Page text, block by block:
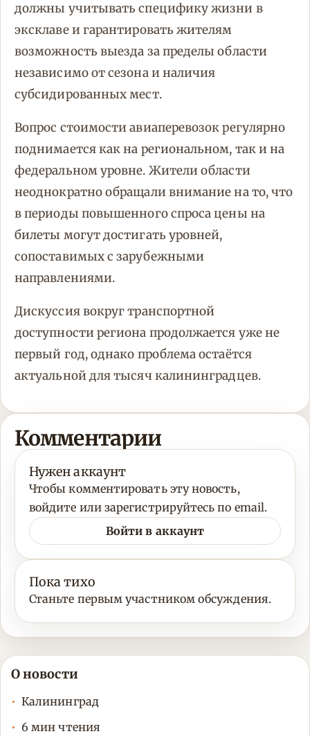
должны учитывать специфику жизни в
эксклаве и гарантировать жителям
возможность выезда за пределы области
независимо от сезона и наличия
субсидированных мест.
Вопрос стоимости авиаперевозок регулярно
поднимается как на региональном, так и на
федеральном уровне. Жители области
неоднократно обращали внимание на то, что
в периоды повышенного спроса цены на
билеты могут достигать уровней,
сопоставимых с зарубежными
направлениями.
Дискуссия вокруг транспортной
доступности региона продолжается уже не
первый год, однако проблема остаётся
актуальной для тысяч калининградцев.
Комментарии
Нужен аккаунт
Чтобы комментировать эту новость,
войдите или зарегистрируйтесь по email.
Войти в аккаунт
Пока тихо
Станьте первым участником обсуждения.
О новости
Калининград
6 мин чтения